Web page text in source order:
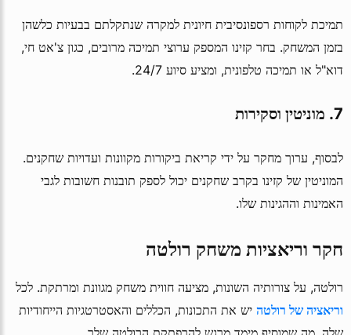
תמיכת לקוחות רספונסיבית חיונית למקרה שנתקלתם בבעיות כלשהן
בזמן המשחק. בחר קזינו המספק ערוצי תמיכה מרובים, כגון צ'אט חי,
דוא"ל או תמיכה טלפונית, ומציע סיוע 24/7.
7. מוניטין וסקירות
לבסוף, ערוך מחקר על ידי קריאת ביקורות מקוונות ועדויות שחקנים.
המוניטין של קזינו בקרב שחקנים יכול לספק תובנות חשובות לגבי
האמינות וההגינות שלו.
חקר וריאציות משחק רולטה
רולטה, על צורותיה השונות, מציעה חווית משחק מגוונת ומרתקת. לכל
וריאציה של רולטה יש את התכונות, הכללים והאסטרטגיות הייחודיות